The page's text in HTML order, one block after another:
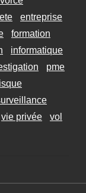
entreprise
formation
informatique
pme
vie privée
vol